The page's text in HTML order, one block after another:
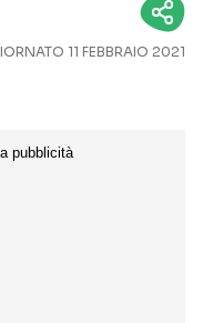
11 FEBBRAIO 2021